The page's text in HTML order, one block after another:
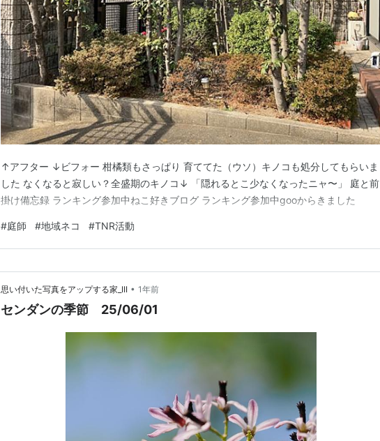
↑アフター ↓ビフォー 柑橘類もさっぱり 育ててた（ウソ）キノコも処分してもらいま
した なくなると寂しい？全盛期のキノコ↓ 「隠れるとこ少なくなったニャ〜」 庭と前
掛け備忘録 ランキング参加中ねこ好きブログ ランキング参加中gooからきました
#庭師 #地域ネコ #TNR活動
思い付いた写真をアップする家_III • 1年前
センダンの季節 25/06/01